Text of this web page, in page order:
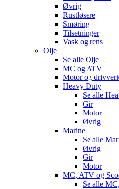
Øvrig
Rustløsere
Smøring
Tilsetninger
Vask og rens
Olje
Se alle Olje
MC og ATV
Motor og
Heavy Duty
Se alle
Gir
Motor
Øvrig
Marine
Se alle
Øvrig
Gir
Motor
MC, ATV og
Se alle